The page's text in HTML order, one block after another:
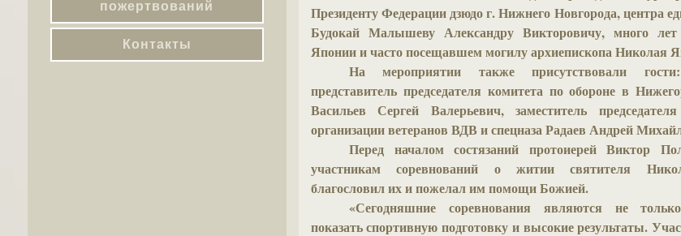
пожертвований
Контакты
Президенту Федерации дзюдо г. Нижнего Новгорода, центра
Будокай Малышеву Александру Викторовичу, много
Японии и часто посещавшем могилу архиепископа Николая
На мероприятии также присутствовали
представитель председателя комитета по обороне в
Васильев Сергей Валерьевич, заместитель
организации ветеранов ВДВ и спецназа Радаев Андрей
Перед началом состязаний протоиерей Виктор
участникам соревнований о житии святителя
благословил их и пожелал им помощи Божией.
«Сегодняшние соревнования являются не
показать спортивную подготовку и высокие результаты.